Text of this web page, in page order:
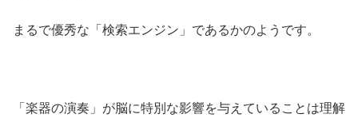
まるで優秀な「検索エンジン」であるかのようです。
「楽器の演奏」が脳に特別な影響を与えていることは理解